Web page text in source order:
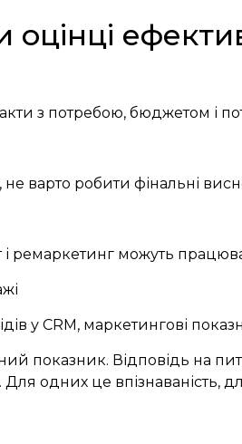
з потребою, бюджетом і
варто робити фінальні
і ремаркетинг можуть
у CRM, маркетингові
показник. Відповідь на
одних це впізнаваність,